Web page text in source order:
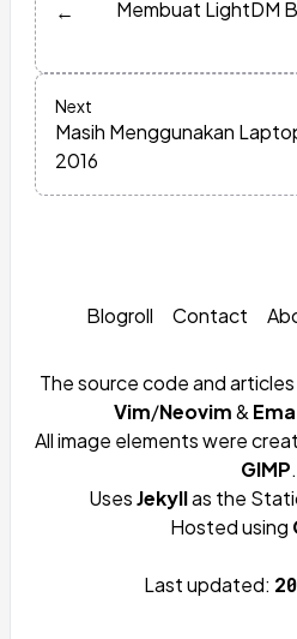
←
Membuat LightDM
Next
Masih Menggunakan
2016
Blogroll Contact
The source code and
Vim/Neovim&
All image elements were
GIMP.
UsesJekyllas the
Hosted using
Last updated: